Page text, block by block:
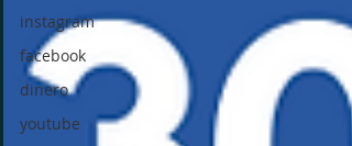
instagram
facebook
dinero
youtube